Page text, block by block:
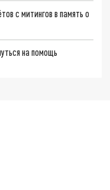
с митингов в память о
на помощь